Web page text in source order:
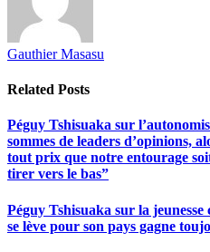
Gauthier Masasu
Related Posts
Péguy Tshisuaka sur
sommes de leaders d’opinions,
tout prix que notre entourage
tirer vers le bas”
Péguy Tshisuaka sur la jeunesse
se lève pour son pays gagne